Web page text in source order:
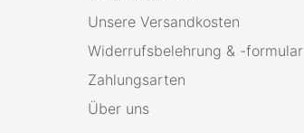
Unsere Versandkosten
Widerrufsbelehrung & -formular
Zahlungsarten
Über uns